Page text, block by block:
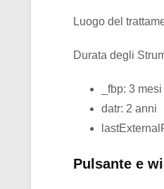
Luogo del
Durata degli
_fbp: 3 mesi
datr: 2 anni
Pulsante e